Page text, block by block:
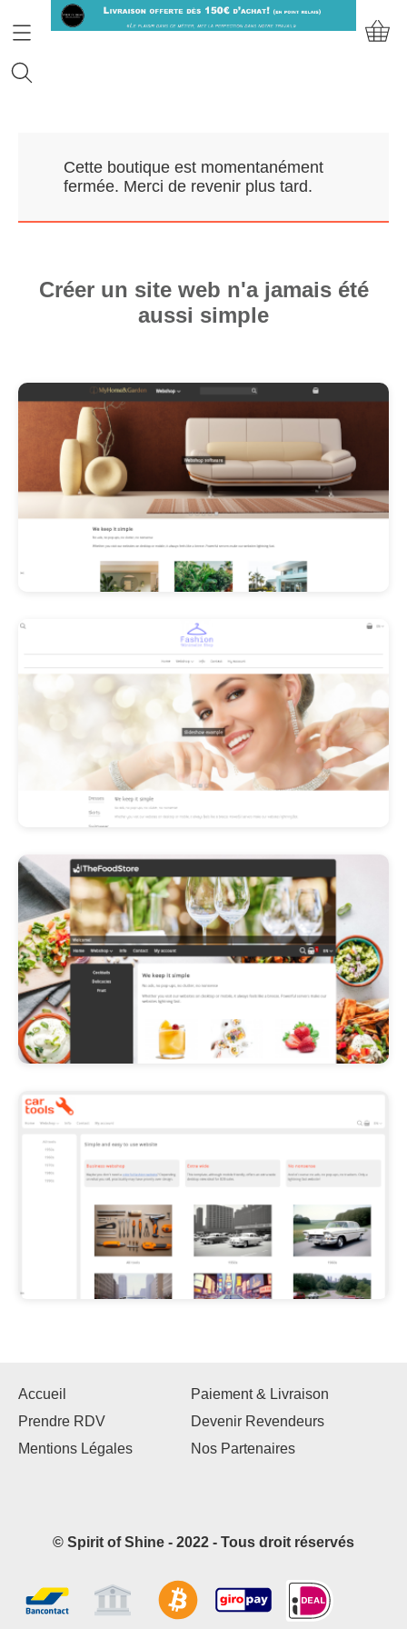
Prendre RDV
Nos Marques
Contact
E-Boutique
Les Promos!
Polishangel Belgium
Cette boutique est momentanément
fermée. Merci de revenir plus tard.
Créer un site web n'a jamais été
aussi simple
Accueil
Paiement & Livraison
Prendre RDV
Devenir Revendeurs
Mentions Légales
Nos Partenaires
© Spirit of Shine - 2022 - Tous droit réservés